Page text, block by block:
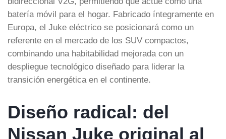
batería móvil para el hogar. Fabricado íntegramente en
Europa, el Juke eléctrico se posicionará como un
referente en el mercado de los SUV compactos,
combinando una habitabilidad mejorada con un
despliegue tecnológico diseñado para liderar la
transición energética en el continente.
Diseño radical: del
Nissan Juke original al